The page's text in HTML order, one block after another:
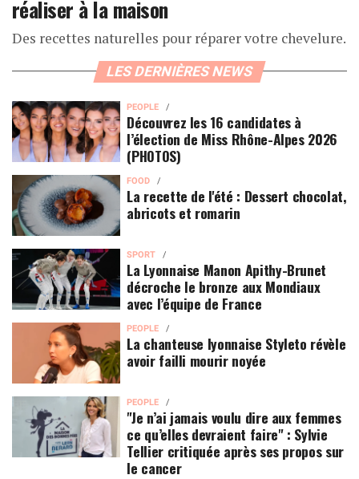
réaliser à la maison
Des recettes naturelles pour réparer votre chevelure.
LES DERNIÈRES NEWS
PEOPLE
Découvrez les 16 candidates à
l’élection de Miss Rhône-Alpes 2026
(PHOTOS)
FOOD
La recette de l'été : Dessert chocolat,
abricots et romarin
SPORT
La Lyonnaise Manon Apithy-Brunet
décroche le bronze aux Mondiaux
avec l’équipe de France
PEOPLE
La chanteuse lyonnaise Styleto révèle
avoir failli mourir noyée
PEOPLE
"Je n’ai jamais voulu dire aux femmes
ce qu’elles devraient faire" : Sylvie
Tellier critiquée après ses propos sur
le cancer